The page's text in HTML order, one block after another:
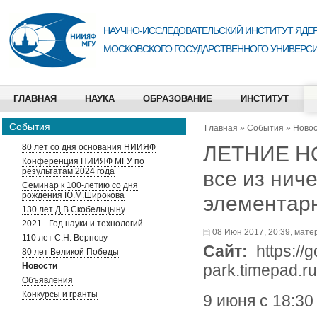
НАУЧНО-ИССЛЕДОВАТЕЛЬСКИЙ ИНСТИТУТ
МОСКОВСКОГО ГОСУДАРСТВЕННОГО
ГЛАВНАЯ НАУКА ОБРАЗОВАНИЕ ИНСТИТУТ
События
80 лет со дня основания НИИЯФ
Конференция НИИЯФ МГУ по
результатам 2024 года
Семинар к 100-летию со дня
рождения Ю.М.Широкова
130 лет Д.В.Скобельцыну
2021 - Год науки и технологий
110 лет С.Н. Вернову
80 лет Великой Победы
Новости
Объявления
Конкурсы и гранты
Главная » События »
ЛЕТНИЕ
все из
08 Июн 2017, 20:39,
Сайт: https://
9 июня с